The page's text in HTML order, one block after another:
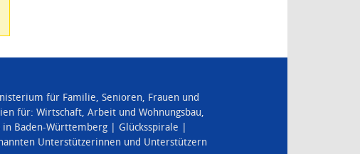
für Familie, Senioren, Frauen und
für: Wirtschaft, Arbeit und Wohnungsbau,
in Baden-Württemberg
Glücksspirale
Unterstützerinnen und Unterstützern